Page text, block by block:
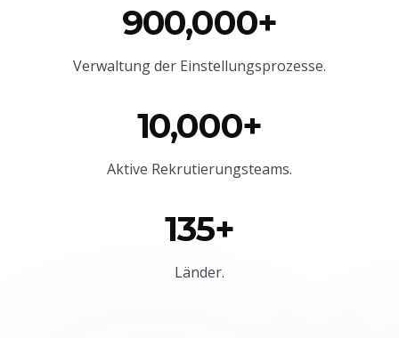
900,000+
Verwaltung der Einstellungsprozesse.
10,000+
Aktive Rekrutierungsteams.
135+
Länder.